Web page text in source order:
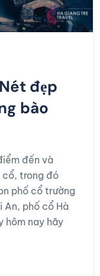
đẹp
bào
đến và
cổ, trong đó
phố cổ trường
An, phố cổ Hà
hôm nay hãy